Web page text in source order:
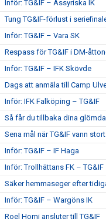
Inför: TG&IF – Assyriska IK
Tung TG&IF-förlust i
Inför: TG&IF – Vara SK
Respass för TG&IF i DM-
Inför: TG&IF – IFK Skövde
Dags att anmäla till Camp
Inför: IFK Falköping – TG&IF
Så får du tillbaka dina
Sena mål när TG&IF vann stort
Inför: TG&IF – IF Haga
Inför: Trollhättans FK – TG&IF
Säker hemmaseger efter
Inför: TG&IF – Wargöns IK
Roel Homi ansluter till TG&IF